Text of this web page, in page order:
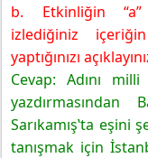
b. Etkinliğin “a”
izlediğiniz
yaptığınızı
Cevap: Adını
yazdırmasından
Sarıkamış‛ta
tanışmak için